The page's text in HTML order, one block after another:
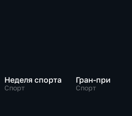
Неделя спорта
Спорт
Гран-при
Спорт